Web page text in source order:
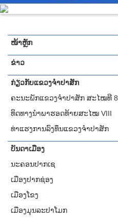
ໜ້າຫຼັກ
ຂ່າວ
ກ່ຽວກັບແຂວງຈຳປາສັກ
ຄະນະພັກແຂວງຈຳປາສັກ ສະໄໝທີ 8
ທິດທາງນໍາພາຮອດທ້າຍສະໄໝ VIII
ທ່າແຮງການລົງທຶນແຂວງຈໍາປາສັກ
ບັນດາເມືອງ
ນະຄອນປາກເຊ
ເມືອງປາກຊ່ອງ
ເມືອງໂຂງ
ເມືອງມຸນລະປາໂມກ